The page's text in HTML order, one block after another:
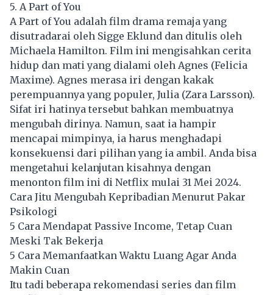
5. A Part of You
A Part of You adalah film drama remaja yang
disutradarai oleh Sigge Eklund dan ditulis oleh
Michaela Hamilton. Film ini mengisahkan cerita
hidup dan mati yang dialami oleh Agnes (Felicia
Maxime). Agnes merasa iri dengan kakak
perempuannya yang populer, Julia (Zara Larsson).
Sifat iri hatinya tersebut bahkan membuatnya
mengubah dirinya. Namun, saat ia hampir
mencapai mimpinya, ia harus menghadapi
konsekuensi dari pilihan yang ia ambil. Anda bisa
mengetahui kelanjutan kisahnya dengan
menonton film ini di Netflix mulai 31 Mei 2024.
Cara Jitu Mengubah Kepribadian Menurut Pakar
Psikologi
5 Cara Mendapat Passive Income, Tetap Cuan
Meski Tak Bekerja
5 Cara Memanfaatkan Waktu Luang Agar Anda
Makin Cuan
Itu tadi beberapa rekomendasi series dan film